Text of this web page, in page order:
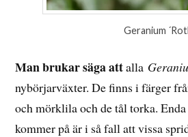
Geranium
Man brukar säga attalla
nybörjarväxter. De finns i färger
och mörklila och de tål torka.
kommer på är i så fall att vissa